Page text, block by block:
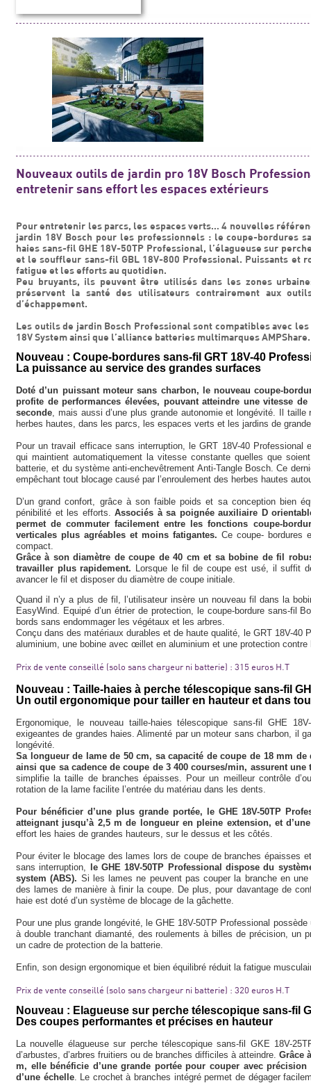
Nouveaux outils de jardin pro 18V Bosch
entretenir sans effort les espaces extérieurs
Pour entretenir les parcs, les espaces verts… 4 nouvelles
jardin 18V Bosch pour les professionnels : le coupe-bordures
haies sans-fil GHE 18V-50TP Professional, l’élagueuse sur
et le souffleur sans-fil GBL 18V-800 Professional. Puissants et
fatigue et les efforts au quotidien.
Peu bruyants, ils peuvent être utilisés dans les zones
préservent la santé des utilisateurs contrairement aux
d’échappement.
Les outils de jardin Bosch Professional sont compatibles avec
18V System ainsi que l’alliance batteries multimarques AMPShare.
Nouveau : Coupe-bordures sans-fil GRT 18V-40
La puissance au service des grandes surfaces
Doté d’un puissant moteur sans charbon, le nouveau coupe-
profite de performances élevées, pouvant atteindre une vitesse
seconde, mais aussi d’une plus grande autonomie et longévité. Il
herbes hautes, dans les parcs, les espaces verts et les jardins de
Pour un travail efficace sans interruption, le GRT 18V-40 Professional
qui maintient automatiquement la vitesse constante quelles que
batterie, et du système anti-enchevêtrement Anti-Tangle Bosch. Ce
empêchant tout blocage causé par l’enroulement des herbes hautes
D’un grand confort, grâce à son faible poids et sa conception bien
pénibilité et les efforts.Associés à sa poignée auxiliaire D
permet de commuter facilement entre les fonctions coupe-
verticales plus agréables et moins fatigantes. Ce coupe- bordures
compact.
Grâce à son diamètre de coupe de 40 cm et sa bobine de fil
travailler plus rapidement. Lorsque le fil de coupe est usé, il suffit
avancer le fil et disposer du diamètre de coupe initiale.
Quand il n’y a plus de fil, l’utilisateur insère un nouveau fil dans la
EasyWind. Equipé d’un étrier de protection, le coupe-bordure sans-fil
bords sans endommager les végétaux et les arbres.
Conçu dans des matériaux durables et de haute qualité, le GRT 18V-40
aluminium, une bobine avec œillet en aluminium et une protection contre
Prix de vente conseillé (solo sans chargeur ni batterie) : 315 euros H.T
Nouveau : Taille-haies à perche télescopique sans-fil
Un outil ergonomique pour tailler en hauteur et dans
Ergonomique, le nouveau taille-haies télescopique sans-fil GHE
exigeantes de grandes haies. Alimenté par un moteur sans charbon, il
longévité.
Sa longueur de lame de 50 cm, sa capacité de coupe de 18 mm
ainsi que sa cadence de coupe de 3 400 courses/min, assurent
simplifie la taille de branches épaisses. Pour un meilleur contrôle
rotation de la lame facilite l’entrée du matériau dans les dents.
Pour bénéficier d’une plus grande portée, le GHE 18V-50TP
atteignant jusqu’à 2,5 m de longueur en pleine extension, et
effort les haies de grandes hauteurs, sur le dessus et les côtés.
Pour éviter le blocage des lames lors de coupe de branches épaisses
sans interruption, le GHE 18V-50TP Professional dispose du
system (ABS). Si les lames ne peuvent pas couper la branche en
des lames de manière à finir la coupe. De plus, pour davantage de
haie est doté d’un système de blocage de la gâchette.
Pour une plus grande longévité, le GHE 18V-50TP Professional
à double tranchant diamanté, des roulements à billes de précision, un
un cadre de protection de la batterie.
Enfin, son design ergonomique et bien équilibré réduit la fatigue
Prix de vente conseillé (solo sans chargeur ni batterie) : 320 euros H.T
Nouveau : Elagueuse sur perche télescopique sans-fil
Des coupes performantes et précises en hauteur
La nouvelle élagueuse sur perche télescopique sans-fil GKE 18V-
d’arbustes, d’arbres fruitiers ou de branches difficiles à atteindre. Grâce
m, elle bénéficie d’une grande portée pour couper avec
d’une échelle. Le crochet à branches intégré permet de dégager